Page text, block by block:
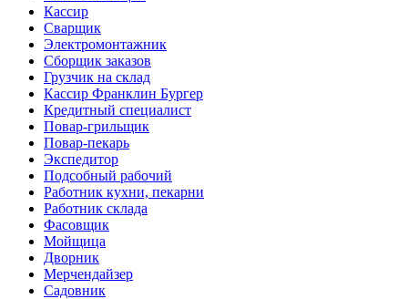
Кассир
Сварщик
Электромонтажник
Сборщик заказов
Грузчик на склад
Кассир Франклин Бургер
Кредитный специалист
Повар-грильщик
Повар-пекарь
Экспедитор
Подсобный рабочий
Работник кухни, пекарни
Работник склада
Фасовщик
Мойщица
Дворник
Мерчендайзер
Садовник